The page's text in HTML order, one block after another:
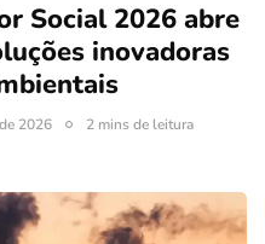
Social 2026 abre
inovadoras
2026 2 mins de leitura